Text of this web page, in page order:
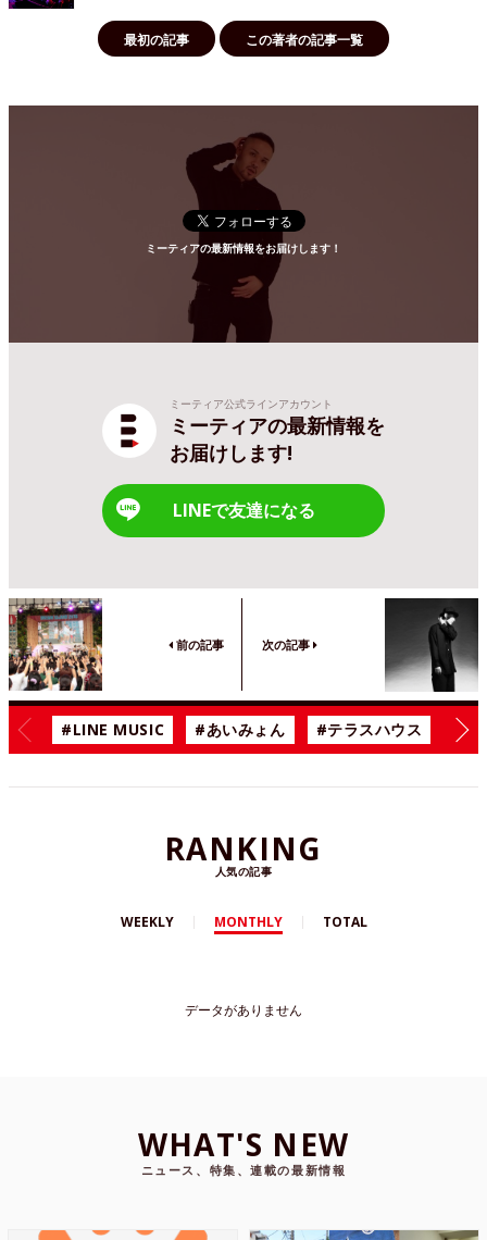
最初の記事 この著者の記事一覧
ミーティアの最新情報をお届けします！
ミーティア公式ラインアカウント
ミーティアの最新情報を
お届けします!
LINEで友達になる
前の記事 次の記事
#LINE MUSIC #あいみょん #テラスハウス #漫
RANKING
人気の記事
WEEKLY MONTHLY TOTAL
データがありません
WHAT'S NEW
ニュース、特集、連載の最新情報